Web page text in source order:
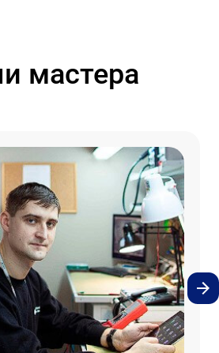
мастера